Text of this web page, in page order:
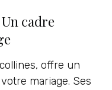
cadre
offre un
mariage. Ses